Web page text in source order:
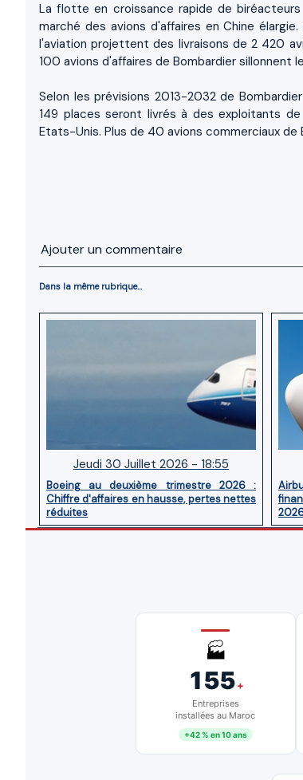
La flotte en croissance rapide de
marché des avions d'affaires en Chine
l'aviation projettent des livraisons de 2 420
100 avions d'affaires de Bombardier sillonnent
Selon les prévisions 2013-2032 de
149 places seront livrés à des exploitants
Etats-Unis. Plus de 40 avions commerciaux
Ajouter un commentaire
Dans la même rubrique...
Jeudi 30 Juillet 2026 - 18:55
Boeing au deuxième trimestre 2026 :
Chiffre d'affaires en hausse, pertes nettes
réduites
🏭
155+
Entreprises
installées au Maroc
+42 % en 10 ans